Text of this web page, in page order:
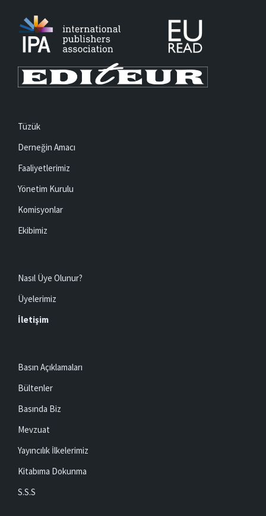
Tüzük
Derneğin Amacı
Faaliyetlerimiz
Yönetim Kurulu
Komisyonlar
Ekibimiz
Nasıl Üye Olunur?
Üyelerimiz
İletişim
Basın Açıklamaları
Bültenler
Basında Biz
Mevzuat
Yayıncılık İlkelerimiz
Kitabıma Dokunma
S.S.S